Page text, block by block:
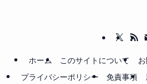
ホーム このサイトについて
プライバシーポリシー
免責事項